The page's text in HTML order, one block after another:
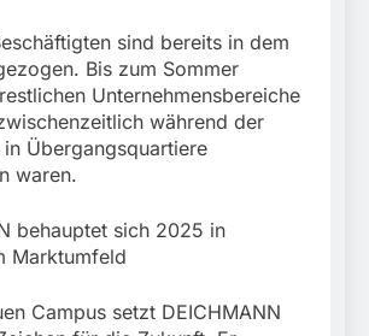
sind bereits in dem
Bis zum Sommer
Unternehmensbereiche
während der
in Übergangsquartiere
waren.
behauptet sich 2025 in
Marktumfeld
Campus setzt DEICHMANN